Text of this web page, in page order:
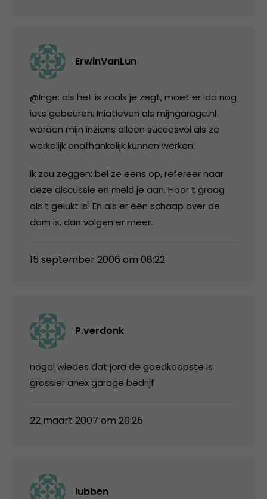
ErwinVanLun
@Inge: als het is zoals je zegt, moet er idd nog
iets gebeuren. Iniatieven als mijngarage.nl
worden mijn inziens alleen succesvol als ze
werkelijk onafhankelijk kunnen werken.
Ik zou zeggen: bel ze eens op, refereer naar
deze discussie en meld je aan. Hoor t graag
als t gelukt is! En als er één schaap over de
dam is, dan volgen er meer.
15 september 2006 om 08:22
P.verdonk
nogal wiedes dat jora de goedkoopste is
grossier anex garage bedrijf
22 maart 2007 om 20:25
lubben